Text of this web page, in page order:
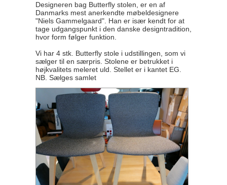
Designeren bag Butterfly stolen, er en af
Danmarks mest anerkendte møbeldesignere
"Niels Gammelgaard". Han er især kendt for at
tage udgangspunkt i den danske designtradition,
hvor form følger funktion.
Vi har 4 stk. Butterfly stole i udstillingen, som vi
sælger til en særpris. Stolene er betrukket i
højkvalitets meleret uld. Stellet er i kantet EG.
NB. Sælges samlet